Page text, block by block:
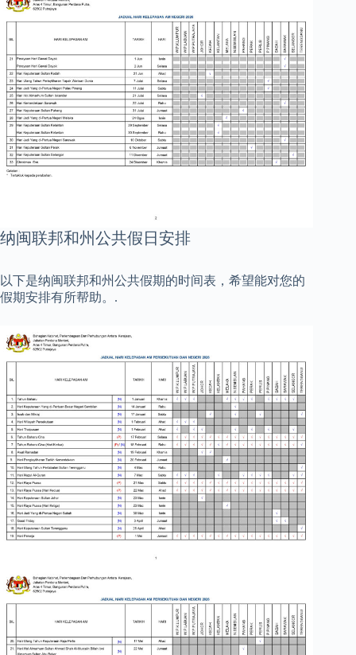
纳闽联邦和州公共假日安排
以下是纳闽联邦和州公共假期的时间表，希望能对您的
假期安排有所帮助。.